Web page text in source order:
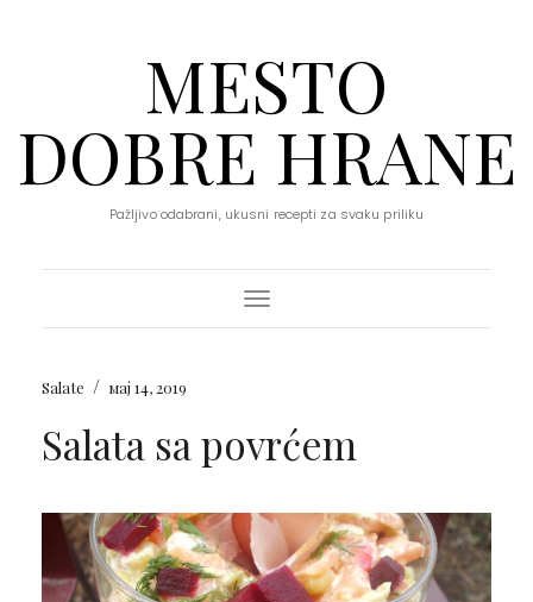
MESTO
DOBRE HRANE
Pažljivo odabrani, ukusni recepti za svaku priliku
Toggle Navigation
Salate / мај 14, 2019
Salata sa povrćem